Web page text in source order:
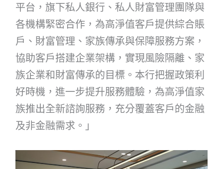
平台，旗下私人銀行、私人財富管理團隊與
各機構緊密合作，為高淨值客戶提供綜合賬
戶、財富管理、家族傳承與保障服務方案，
協助客戶搭建企業架構，實現風險隔離、家
族企業和財富傳承的目標。本行把握政策利
好時機，進一步提升服務體驗，為高淨值家
族推出全新諮詢服務，充分覆蓋客戶的金融
及非金融需求。」